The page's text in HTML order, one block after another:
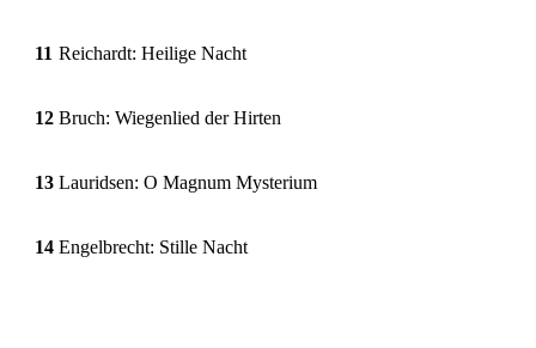
11 Reichardt: Heilige Nacht
12 Bruch: Wiegenlied der Hirten
13 Lauridsen: O Magnum Mysterium
14 Engelbrecht: Stille Nacht